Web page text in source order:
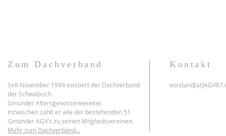
Zum Dachverband
Seit November 1999 existiert der Dachverband
der Schwäbisch
Gmünder Altersgenossenvereine.
Inzwischen zählt er alle der bestehenden 51
Gmünder AGV’s zu seinen Mitgliedsvereinen.
Mehr zum Dachverband...
Kontakt